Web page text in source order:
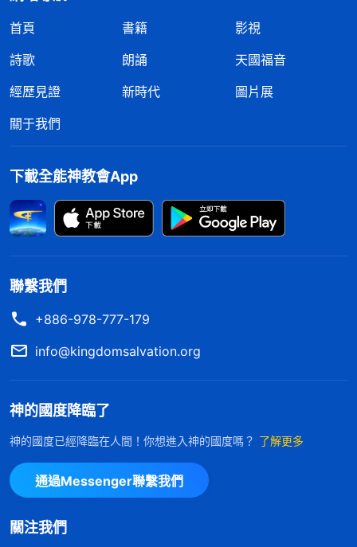
後來，我又看了一段神的話：「人性好得有一個
標準，不是走中庸之道不堅持原則，誰也不得罪，四
待本分、對待各種人事物都有原則，盡本分能負責
這方面大家有目共睹，心裏都清楚。另外，神鑒察人
心，神知道每一個人的實情，無論何人誰也欺騙不了
神。有的人總標榜自己人性好，從來不説别人壞話，
從來不損害别人的利益，也不貪圖别人的財物，甚至
在臨到利益糾紛時寧可自己吃虧也不占人便宜，人都
感覺他是好人，但是在神家盡本分他却藏奸耍滑總為
件事是急神所急、想神所想，没有一件事能放下自己
的利益盡好本分。他從來不會為了維護神家利益捨弃
自己的利益，甚至看見惡人作惡也不揭露，一點兒原
則没有。這是什麽人性？這就不是好的人性。
《話・卷三 末世基督座談紀要・把心交給神就能得着真
理》真正的好人能接受真理、順服神，盡本分有負
待人有原則，發現弟兄姊妹的問題、缺少該交通幫助
首頁 書籍
影視
詩歌
朗誦
天國福音
經歷見證
新時代
圖片展
關于我們
下載全能神教會App
聯繫我們
+886-978-777-179
info@kingdomsalvation.org
神的國度降臨了
神的國度已經降臨在人間！你想進入神的國度嗎？ 了解更多
通過Messenger聯繫我們
關注我們